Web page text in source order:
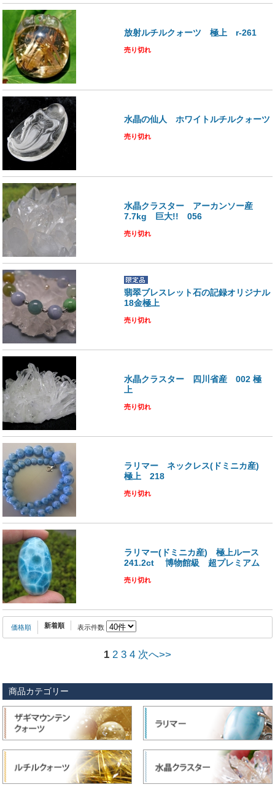
放射ルチルクォーツ 極上 r-261
売り切れ
水晶の仙人 ホワイトルチルクォーツ
売り切れ
水晶クラスター アーカンソー産
7.7kg 巨大!! 056
売り切れ
翡翠ブレスレット石の記録オリジナル
18金極上
売り切れ
水晶クラスター 四川省産 002 極
上
売り切れ
ラリマー ネックレス(ドミニカ産)
極上 218
売り切れ
ラリマー(ドミニカ産) 極上ルース
241.2ct 博物館級 超プレミアム
売り切れ
価格順 新着順 表示件数
1 2 3 4 次へ>>
商品カテゴリー